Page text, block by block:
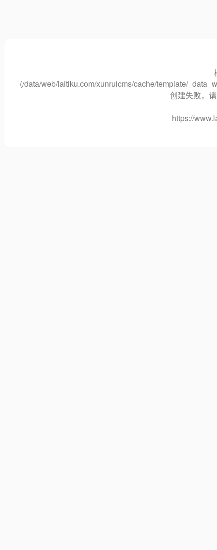
(/data/web/laitiku.com/xunruicms/cache/template/
创建失败，
https://